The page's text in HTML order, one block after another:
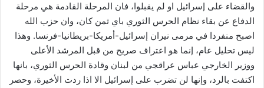
والقضاء على إسرائيل او لم يقبلوا، فان المرحلة القادمة هي مرحلة
الدفاع عن بقاء نظام الحرس الثوري باي ثمن كان، وان حزب الله
اصبح منفردا في مرمى نيران إسرائيل-أمريكا-بريطانيا-فرنسا. وهذا
ليس تحليل عام، إنما هو اعتراف صريح من قبل المرشد الأعلى
ووزير الخارجي عباس عراقجي من لبنان وقادة الحرس الثوري، بانها
اكتفت بالرد، وإنها لن تضرب على إسرائيل الا اذا ردت الأخيرة، وحصر